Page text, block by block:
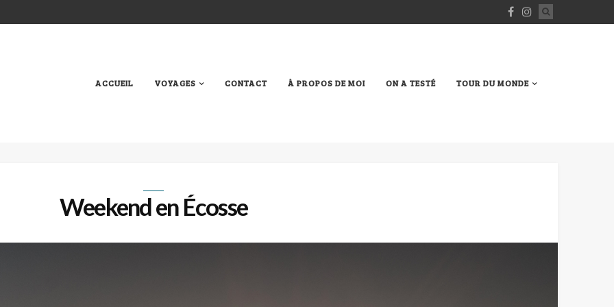
ACCUEIL VOYAGES CONTACT À PROPOS DE MOI ON A TESTÉ TOUR DU MONDE
Weekend en Écosse